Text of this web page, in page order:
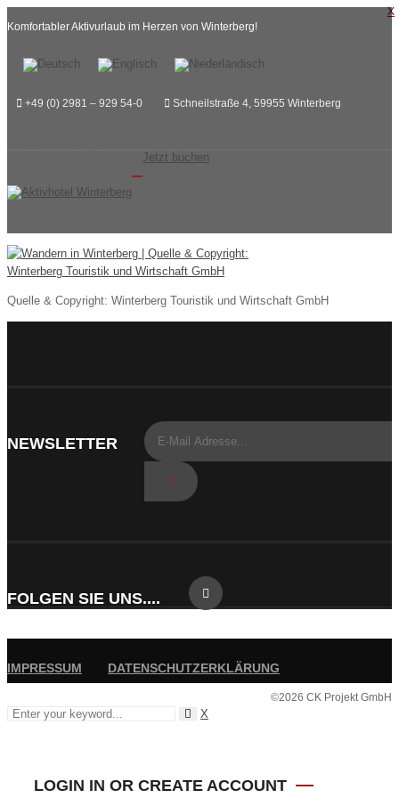
Komfortabler Aktivurlaub im Herzen von Winterberg!
+49 (0) 2981 – 929 54-0 Schneilstraße 4, 59955 Winterberg
Jetzt buchen
Quelle & Copyright: Winterberg Touristik und Wirtschaft GmbH
NEWSLETTER
FOLGEN SIE UNS....
IMPRESSUM DATENSCHUTZERKLÄRUNG
©2026 CK Projekt GmbH
X
x
LOGIN IN OR CREATE ACCOUNT